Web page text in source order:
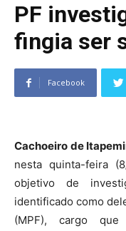
PF
fingia ser
Facebook
Cachoeiro de
nesta quinta-feira
objetivo de
identificado como
(MPF), cargo